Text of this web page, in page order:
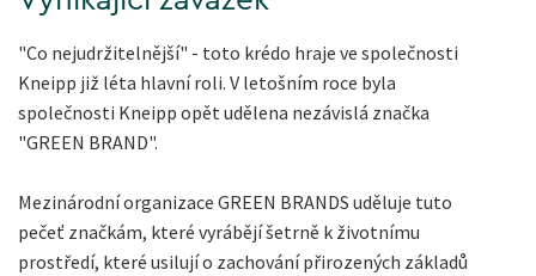
"Co nejudržitelnější" - toto krédo hraje ve společnosti
Kneipp již léta hlavní roli. V letošním roce byla
společnosti Kneipp opět udělena nezávislá značka
"GREEN BRAND".
Mezinárodní organizace GREEN BRANDS uděluje tuto
pečeť značkám, které vyrábějí šetrně k životnímu
prostředí, které usilují o zachování přirozených základů